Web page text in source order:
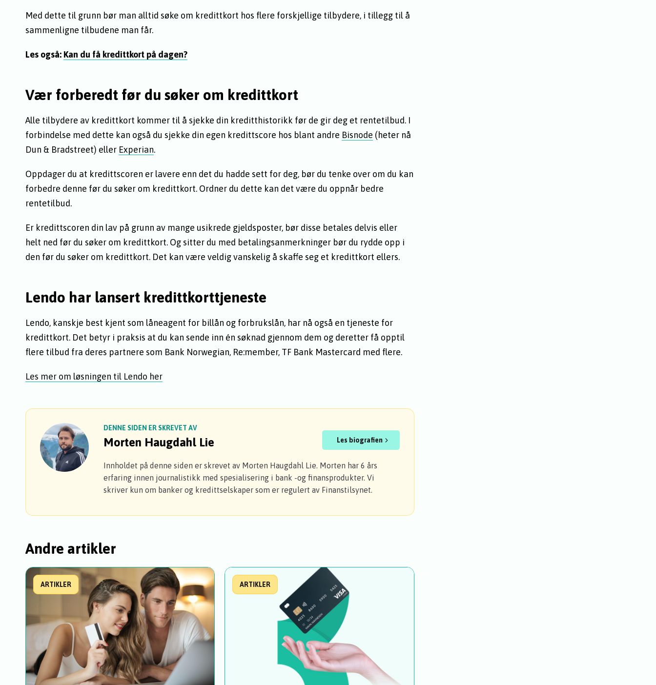
Med dette til grunn bør man alltid søke om kredittkort hos flere forskjellige tilbydere, i tillegg til å
sammenligne tilbudene man får.
Les også: Kan du få kredittkort på dagen?
Vær forberedt før du søker om kredittkort
Alle tilbydere av kredittkort kommer til å sjekke din kreditthistorikk før de gir deg et rentetilbud. I
forbindelse med dette kan også du sjekke din egen kredittscore hos blant andre Bisnode (heter nå
Dun & Bradstreet) eller Experian.
Oppdager du at kredittscoren er lavere enn det du hadde sett for deg, bør du tenke over om du kan
forbedre denne før du søker om kredittkort. Ordner du dette kan det være du oppnår bedre
rentetilbud.
Er kredittscoren din lav på grunn av mange usikrede gjeldsposter, bør disse betales delvis eller
helt ned før du søker om kredittkort. Og sitter du med betalingsanmerkninger bør du rydde opp i
den før du søker om kredittkort. Det kan være veldig vanskelig å skaffe seg et kredittkort ellers.
Lendo har lansert kredittkorttjeneste
Lendo, kanskje best kjent som låneagent for billån og forbrukslån, har nå også en tjeneste for
kredittkort. Det betyr i praksis at du kan sende inn én søknad gjennom dem og deretter få opptil
flere tilbud fra deres partnere som Bank Norwegian, Re:member, TF Bank Mastercard med flere.
Les mer om løsningen til Lendo her
DENNE SIDEN ER SKREVET AV
Morten Haugdahl Lie Les biografien
Innholdet på denne siden er skrevet av Morten Haugdahl Lie. Morten har 6 års
erfaring innen journalistikk med spesialisering i bank -og finansprodukter. Vi
skriver kun om banker og kredittselskaper som er regulert av Finanstilsynet.
Andre artikler
ARTIKLER ARTIKLER